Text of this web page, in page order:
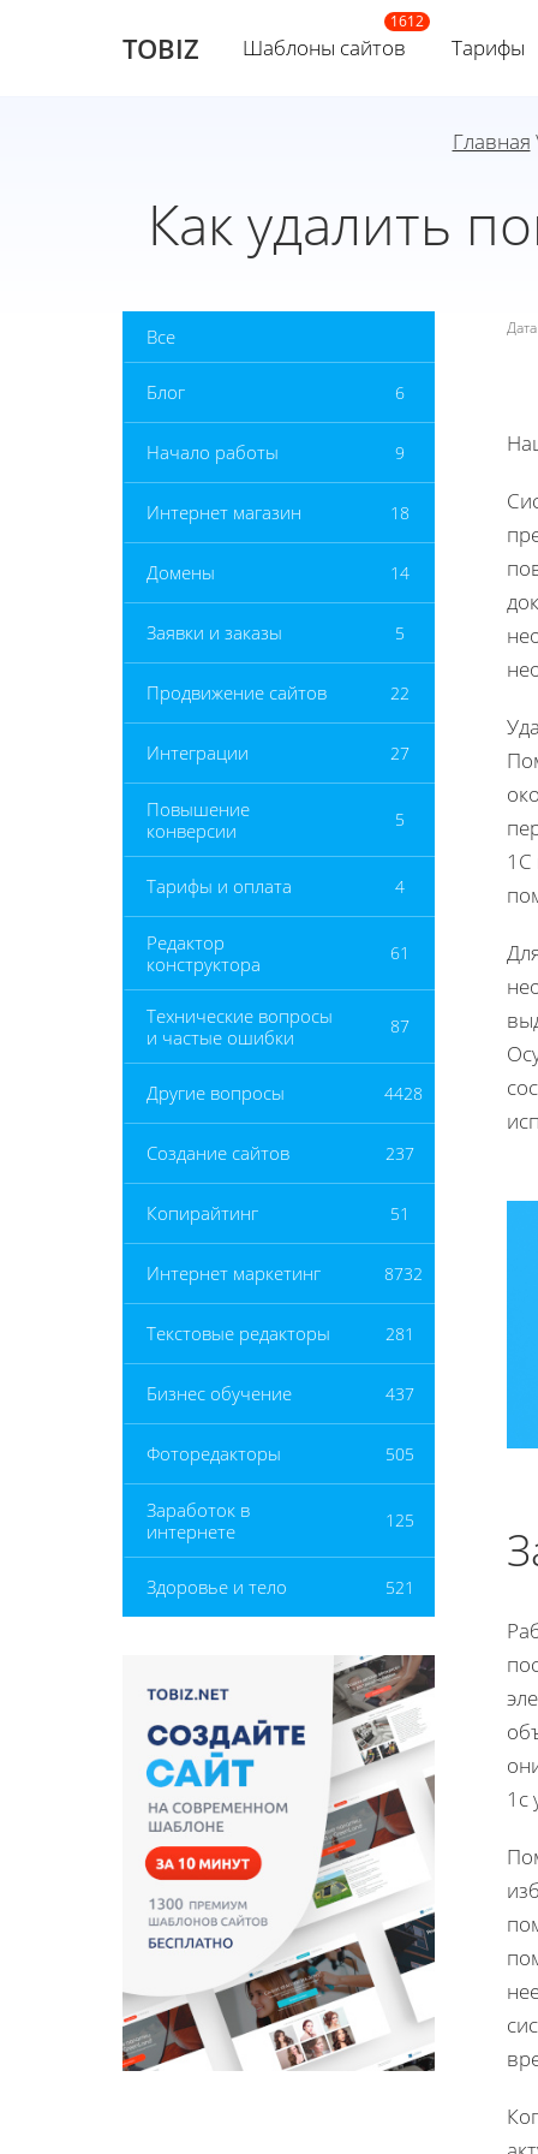
TOBIZ Шаблоны сайтов Тарифы
Главная
Как удалить
Все
Блог 6
Начало работы 9
Интернет магазин 18
Домены 14
Заявки и заказы 5
Продвижение сайтов 22
Интеграции 27
Повышение
конверсии
5
Тарифы и оплата 4
Редактор
конструктора
61
Технические вопросы
и частые ошибки
87
Другие вопросы 4428
Создание сайтов 237
Копирайтинг 51
Интернет маркетинг 8732
Текстовые редакторы 281
Бизнес обучение 437
Фоторедакторы 505
Заработок в
интернете
125
Здоровье и тело 521
1С
1с